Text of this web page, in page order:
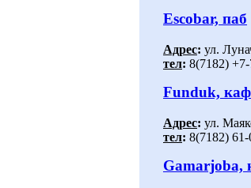
Escobar, паб
Адрес: ул.
тел: 8(7182)
Funduk,
Адрес: ул.
тел: 8(7182)
Gamarjoba,